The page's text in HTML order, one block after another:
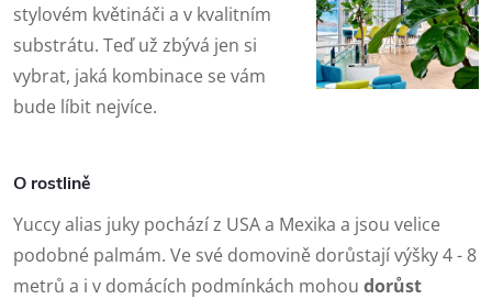
stylovém květináči a v kvalitním
substrátu. Teď už zbývá jen si
vybrat, jaká kombinace se vám
bude líbit nejvíce.
O rostlině
Yuccy alias juky pochází z USA a Mexika a jsou velice
podobné palmám. Ve své domovině dorůstají výšky 4 - 8
metrů a i v domácích podmínkách mohou dorůst